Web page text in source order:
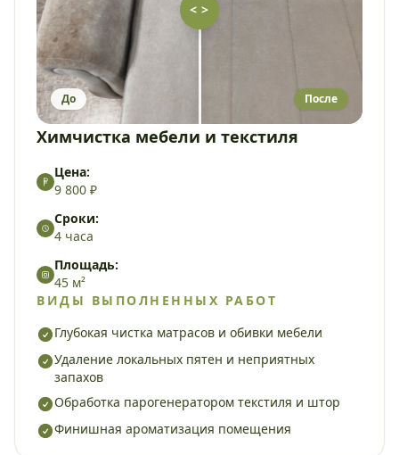
< >
До После
Химчистка мебели и текстиля
Цена:
9 800 ₽
Сроки:
4 часа
Площадь:
45 м²
ВИДЫ ВЫПОЛНЕННЫХ РАБОТ
Глубокая чистка матрасов и обивки мебели
Удаление локальных пятен и неприятных
запахов
Обработка парогенератором текстиля и штор
Финишная ароматизация помещения